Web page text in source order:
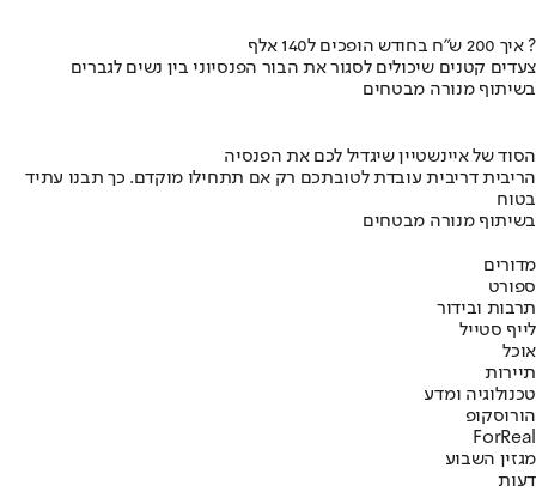
איך 200 ש"ח בחודש הופכים ל140 אלף ?
צעדים קטנים שיכולים לסגור את הבור הפנסיוני בין נשים לגברים
בשיתוף מנורה מבטחים
הסוד של איינשטיין שיגדיל לכם את הפנסיה
הריבית דריבית עובדת לטובתכם רק אם תתחילו מוקדם. כך תבנו עתיד
בטוח
בשיתוף מנורה מבטחים
מדורים
ספורט
תרבות ובידור
לייף סטייל
אוכל
תיירות
טכנולוגיה ומדע
הורוסקופ
ForReal
מגזין השבוע
דעות